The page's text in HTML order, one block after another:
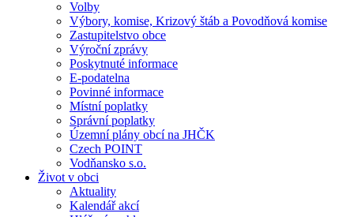
Volby
Výbory, komise, Krizový štáb a Povodňová komise
Zastupitelstvo obce
Výroční zprávy
Poskytnuté informace
E-podatelna
Povinné informace
Místní poplatky
Správní poplatky
Územní plány obcí na JHČK
Czech POINT
Vodňansko s.o.
Život v obci
Aktuality
Kalendář akcí